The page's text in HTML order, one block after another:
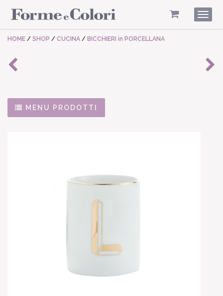
HOME / SHOP / CUCINA / BICCHIERI in PORCELLANA
MENU PRODOTTI